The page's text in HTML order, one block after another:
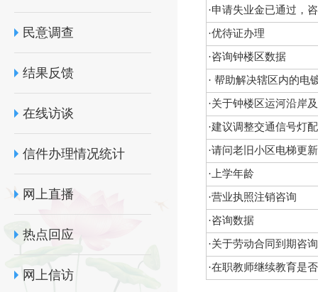
民意调查
结果反馈
在线访谈
信件办理情况统计
网上直播
热点回应
网上信访
·申请失业金已通过，
·优待证办理
·咨询钟楼区数据
· 帮助解决辖区内的电
·关于钟楼区运河沿岸
·建议调整交通信号灯
·请问老旧小区电梯更
· 上学年龄
·营业执照注销咨询
·咨询数据
·关于劳动合同到期咨询
·在职教师继续教育是